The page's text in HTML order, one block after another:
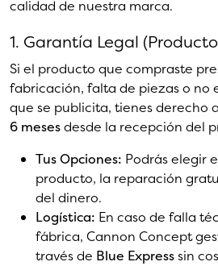
calidad de nuestra marca.
1. Garantía Legal
Si el producto que compraste
fabricación, falta de piezas o no
que se publicita, tienes derecho
6 mesesdesde la recepción del
Tus Opciones: Podrás elegir
producto, la reparación
del dinero.
Logística: En caso de falla
fábrica, Cannon Concept
través de Blue Expresssin